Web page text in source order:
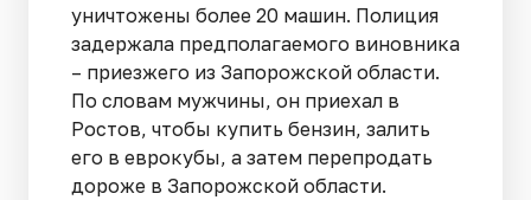
уничтожены более 20 машин. Полиция
задержала предполагаемого виновника
– приезжего из Запорожской области.
По словам мужчины, он приехал в
Ростов, чтобы купить бензин, залить
его в еврокубы, а затем перепродать
дороже в Запорожской области.